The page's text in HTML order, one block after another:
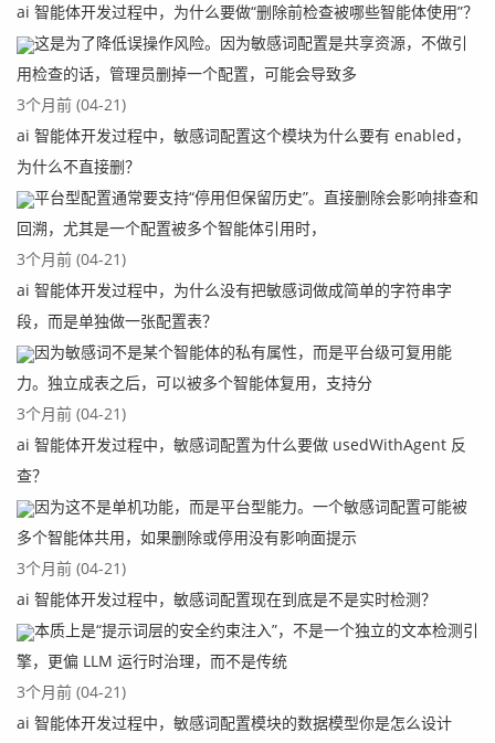
ai 智能体开发过程中，为什么要做“删除前检查被哪些智能体使用”？
这是为了降低误操作风险。因为敏感词配置是共享资源，不做引
用检查的话，管理员删掉一个配置，可能会导致多
3个月前 (04-21)
ai 智能体开发过程中，敏感词配置这个模块为什么要有 enabled，
为什么不直接删？
平台型配置通常要支持“停用但保留历史”。直接删除会影响排查和
回溯，尤其是一个配置被多个智能体引用时，
3个月前 (04-21)
ai 智能体开发过程中，为什么没有把敏感词做成简单的字符串字
段，而是单独做一张配置表？
因为敏感词不是某个智能体的私有属性，而是平台级可复用能
力。独立成表之后，可以被多个智能体复用，支持分
3个月前 (04-21)
ai 智能体开发过程中，敏感词配置为什么要做 usedWithAgent 反
查？
因为这不是单机功能，而是平台型能力。一个敏感词配置可能被
多个智能体共用，如果删除或停用没有影响面提示
3个月前 (04-21)
ai 智能体开发过程中，敏感词配置现在到底是不是实时检测？
本质上是“提示词层的安全约束注入”，不是一个独立的文本检测引
擎，更偏 LLM 运行时治理，而不是传统
3个月前 (04-21)
ai 智能体开发过程中，敏感词配置模块的数据模型你是怎么设计